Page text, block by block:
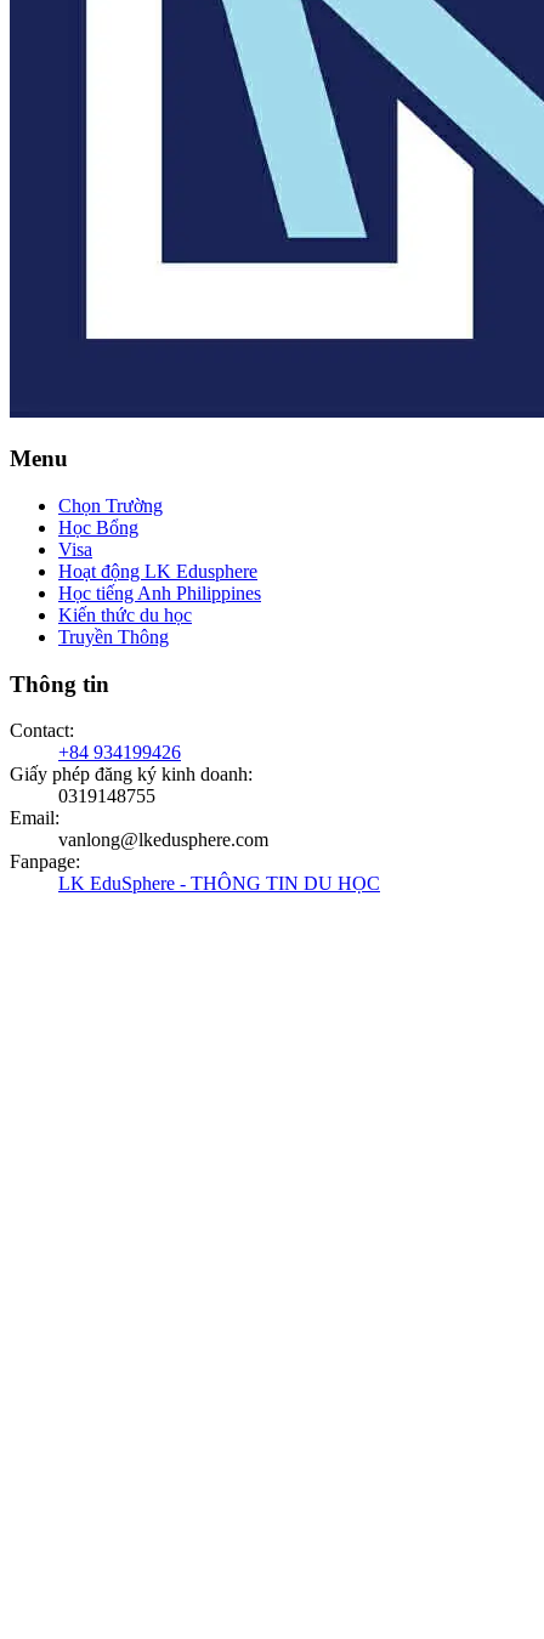
Menu
Chọn Trường
Học Bổng
Visa
Hoạt động LK Edusphere
Học tiếng Anh Philippines
Kiến thức du học
Truyền Thông
Thông tin
Contact:
+84 934199426
Giấy phép đăng ký kinh doanh:
0319148755
Email:
vanlong@lkedusphere.com
Fanpage:
LK EduSphere - THÔNG TIN DU HỌC